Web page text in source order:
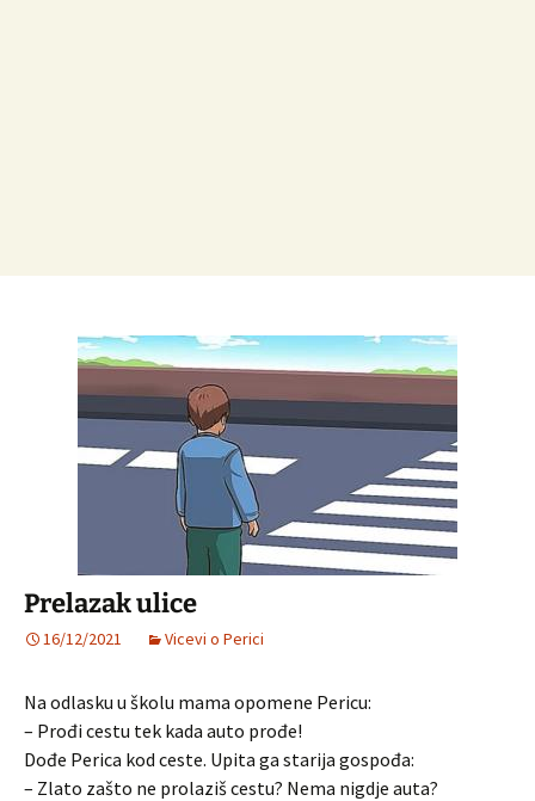
Prelazak ulice
16/12/2021 Vicevi o Perici
Na odlasku u školu mama opomene Pericu:
– Prođi cestu tek kada auto prođe!
Dođe Perica kod ceste. Upita ga starija gospođa:
– Zlato zašto ne prolaziš cestu? Nema nigdje auta?